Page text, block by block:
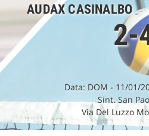
AUDAX CASINALBO
2-
Data: DOM - 11/01/
Sint. San
Via Del Luzzo